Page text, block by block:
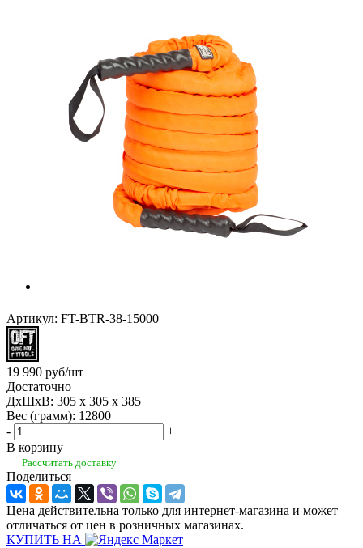
Артикул: FT-BTR-38-15000
19 990 руб/шт
Достаточно
ДхШхВ: 305 x 305 x 385
Вес (грамм): 12800
-
+
В корзину
Рассчитать доставку
Поделиться
Цена действительна только для интернет-магазина и может
отличаться от цен в розничных магазинах.
КУПИТЬ НА